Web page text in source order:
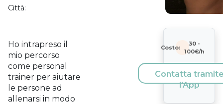
Città:
Ho intrapreso il
mio percorso
come personal
trainer per aiutare
le persone ad
allenarsi in modo
Costo:
30-
100€/h
Contatta
l'App